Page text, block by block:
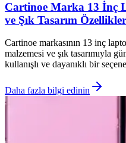
Cartinoe Marka 13 İnç
ve Şık Tasarım
Cartinoe markasının 13 inç
malzemesi ve şık tasarımıyla
kullanışlı ve dayanıklı bir
Daha fazla bilgi edinin